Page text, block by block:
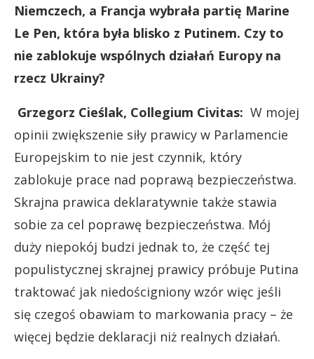
Niemczech, a Francja wybrała partię Marine
Le Pen, która była blisko z Putinem. Czy to
nie zablokuje wspólnych działań Europy na
rzecz Ukrainy?
Grzegorz Cieślak, Collegium Civitas: W mojej
opinii zwiększenie siły prawicy w Parlamencie
Europejskim to nie jest czynnik, który
zablokuje prace nad poprawą bezpieczeństwa.
Skrajna prawica deklaratywnie także stawia
sobie za cel poprawę bezpieczeństwa. Mój
duży niepokój budzi jednak to, że część tej
populistycznej skrajnej prawicy próbuje Putina
traktować jak niedościgniony wzór więc jeśli
się czegoś obawiam to markowania pracy – że
więcej będzie deklaracji niż realnych działań.